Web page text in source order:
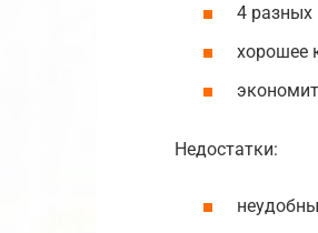
4 разных
хорошее
Недостатки: